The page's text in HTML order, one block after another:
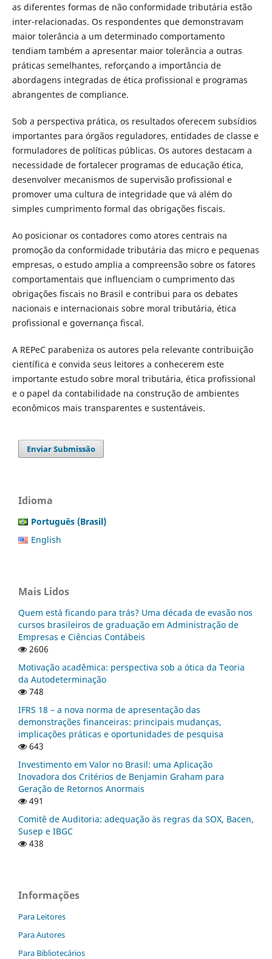
as diferentes formas de não conformidade tributária estão
inter-relacionadas. Os respondentes que demonstravam
maior tolerância a um determinado comportamento
tendiam também a apresentar maior tolerância a outras
práticas semelhantes, reforçando a importância de
abordagens integradas de ética profissional e programas
abrangentes de compliance.
Sob a perspectiva prática, os resultados oferecem subsídios
importantes para órgãos reguladores, entidades de classe e
formuladores de políticas públicas. Os autores destacam a
necessidade de fortalecer programas de educação ética,
desenvolver mecanismos de supervisão profissional e
promover uma cultura de integridade que vá além do
simples cumprimento formal das obrigações fiscais.
Ao posicionar os contadores como atores centrais na
promoção da conformidade tributária das micro e pequenas
empresas, o estudo amplia a compreensão sobre os fatores
comportamentais que influenciam o cumprimento das
obrigações fiscais no Brasil e contribui para os debates
nacionais e internacionais sobre moral tributária, ética
profissional e governança fiscal.
A REPeC parabeniza os autores pela relevante contribuição
científica e convida seus leitores a conhecerem este
importante estudo sobre moral tributária, ética profissional
e o papel da contabilidade na construção de ambientes
econômicos mais transparentes e sustentáveis.
Enviar Submissão
Idioma
Português (Brasil)
English
Mais Lidos
Quem está ficando para trás? Uma década de evasão nos
cursos brasileiros de graduação em Administração de
Empresas e Ciências Contábeis
2606
Motivação acadêmica: perspectiva sob a ótica da Teoria
da Autodeterminação
748
IFRS 18 – a nova norma de apresentação das
demonstrações financeiras: principais mudanças,
implicações práticas e oportunidades de pesquisa
643
Investimento em Valor no Brasil: uma Aplicação
Inovadora dos Critérios de Benjamin Graham para
Geração de Retornos Anormais
491
Comitê de Auditoria: adequação às regras da SOX, Bacen,
Susep e IBGC
438
Informações
Para Leitores
Para Autores
Para Bibliotecários